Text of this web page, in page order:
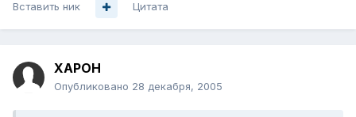
Вставить ник Цитата
XAPOH
Опубликовано 28 декабря, 2005